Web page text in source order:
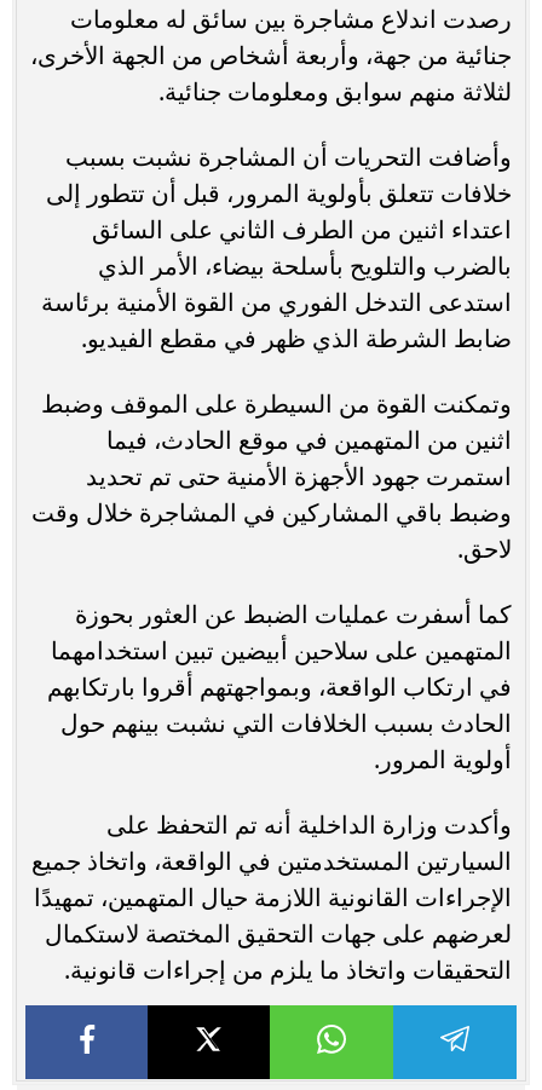
رصدت اندلاع مشاجرة بين سائق له معلومات
جنائية من جهة، وأربعة أشخاص من الجهة الأخرى،
لثلاثة منهم سوابق ومعلومات جنائية.
وأضافت التحريات أن المشاجرة نشبت بسبب
خلافات تتعلق بأولوية المرور، قبل أن تتطور إلى
اعتداء اثنين من الطرف الثاني على السائق
بالضرب والتلويح بأسلحة بيضاء، الأمر الذي
استدعى التدخل الفوري من القوة الأمنية برئاسة
ضابط الشرطة الذي ظهر في مقطع الفيديو.
وتمكنت القوة من السيطرة على الموقف وضبط
اثنين من المتهمين في موقع الحادث، فيما
استمرت جهود الأجهزة الأمنية حتى تم تحديد
وضبط باقي المشاركين في المشاجرة خلال وقت
لاحق.
كما أسفرت عمليات الضبط عن العثور بحوزة
المتهمين على سلاحين أبيضين تبين استخدامهما
في ارتكاب الواقعة، وبمواجهتهم أقروا بارتكابهم
الحادث بسبب الخلافات التي نشبت بينهم حول
أولوية المرور.
وأكدت وزارة الداخلية أنه تم التحفظ على
السيارتين المستخدمتين في الواقعة، واتخاذ جميع
الإجراءات القانونية اللازمة حيال المتهمين، تمهيدًا
لعرضهم على جهات التحقيق المختصة لاستكمال
التحقيقات واتخاذ ما يلزم من إجراءات قانونية.